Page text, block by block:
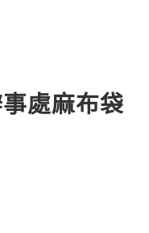
處麻布袋